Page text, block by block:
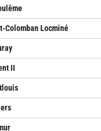
Colomban Locminé
II